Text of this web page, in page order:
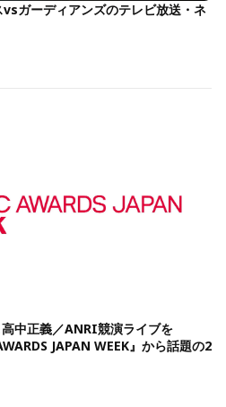
vsガーディアンズのテレビ放送・ネ
中正義／ANRI競演ライブを
JAPAN WEEK』から話題の2